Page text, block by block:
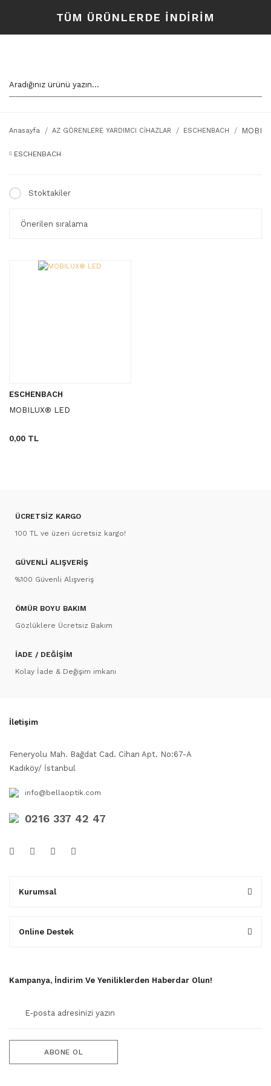
TÜM ÜRÜNLERDE İNDİRİM
Anasayfa AZ GÖRENLERE YARDIMCI CİHAZLAR ESCHENBACH
ESCHENBACH
Stoktakiler
ESCHENBACH
MOBILUX® LED
0,00 TL
ÜCRETSİZ KARGO
100 TL ve üzeri ücretsiz kargo!
GÜVENLİ ALIŞVERİŞ
%100 Güvenli Alışveriş
ÖMÜR BOYU BAKIM
Gözlüklere Ücretsiz Bakım
İADE / DEĞİŞİM
Kolay İade & Değişim imkanı
İletişim
Feneryolu Mah. Bağdat Cad. Cihan Apt. No:67-A
Kadıköy/ İstanbul
info@bellaoptik.com
0216 337 42 47
Kurumsal
Online Destek
Kampanya, İndirim Ve Yeniliklerden Haberdar Olun!
ABONE OL